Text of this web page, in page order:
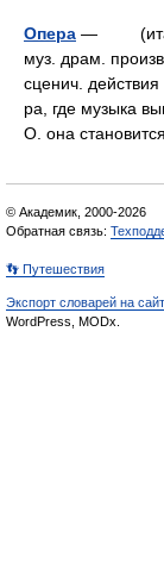
Опера — (итал.
муз. драм.
сценич.
ра, где музыка
О. она
© Академик, 2000-2026
Обратная связь:
👣 Путешествия
Экспорт словарей на
WordPress, MODx.